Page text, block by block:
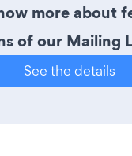
more about
of our Mailing
See the details